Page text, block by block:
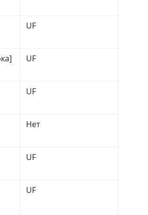
UF
UF
UF
Нет
UF
UF